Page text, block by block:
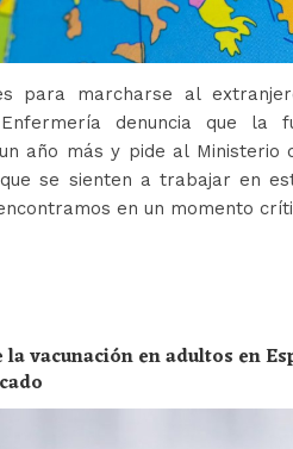
para marcharse al
denuncia que la
año más y pide al Ministerio
que se sienten a trabajar en
en un momento
vacunación en adultos en